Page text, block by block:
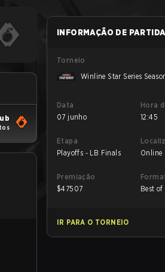
INFORMAÇÃO DE PARTIDA
Torneio
Winline Star Series
Data
07 junho
Hora
12:45
Etapa
Playoffs - LB Finals
Online
Premiação
$47507
Best of
IR PARA O TORNEIO